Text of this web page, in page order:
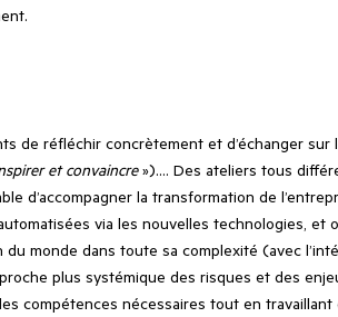
de réfléchir concrètement et d’échanger sur
et convaincre»)…. Des ateliers tous
d’accompagner la transformation de
via les nouvelles technologies, et
monde dans toute sa complexité (avec
plus systémique des risques et des
compétences nécessaires tout en travaillant